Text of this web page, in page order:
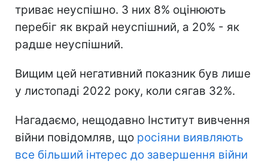
триває неуспішно. З них 8% оцінюють
перебіг як вкрай неуспішний, а 20% - як
радше неуспішний.
Вищим цей негативний показник був лише
у листопаді 2022 року, коли сягав 32%.
Нагадаємо, нещодавно Інститут вивчення
війни повідомляв, що росіяни виявляють
все більший інтерес до завершення війни